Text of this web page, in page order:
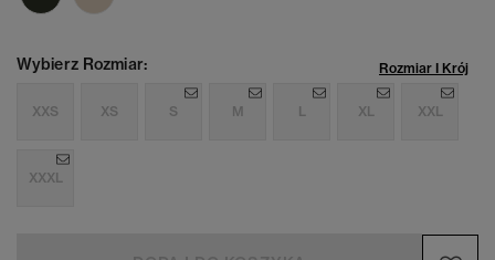
Wybierz Rozmiar: Rozmiar I Krój
XXS XS S M L XL XXL
XXXL